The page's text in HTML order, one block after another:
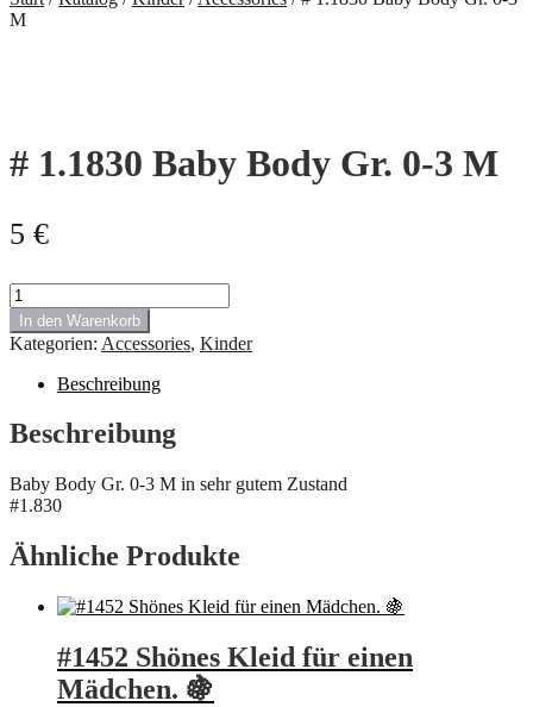
M
# 1.1830 Baby Body Gr. 0-3 M
5 €
#
1.1830
Baby
Body
3
M
In den Warenkorb
Kategorien: Accessories, Kinder
Beschreibung
Beschreibung
Baby Body Gr. 0-3 M in sehr gutem Zustand
#1.830
Ähnliche Produkte
#1452 Shönes Kleid für einen
Mädchen. 🍇